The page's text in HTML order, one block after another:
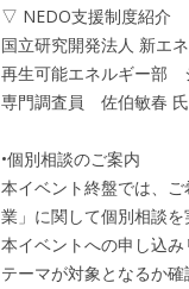
▽ NEDO支援制度紹介
国立研究開発法人 新エ
再生可能エネルギー部
専門調査員 佐伯敏春 氏
•個別相談のご案内
本イベント終盤では、
業」に関して個別相談を
本イベントへの申し込
テーマが対象となるか